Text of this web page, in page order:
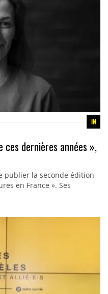
ces dernières années »,
publier la seconde édition
en France ». Ses